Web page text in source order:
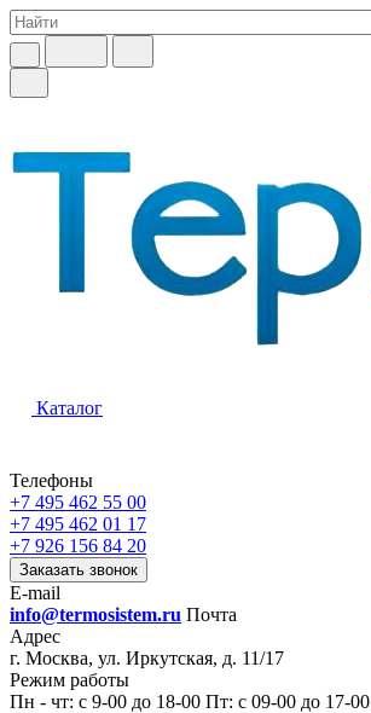
Каталог
Телефоны
+7 495 462 55 00
+7 495 462 01 17
+7 926 156 84 20
Заказать звонок
E-mail
info@termosistem.ru Почта
Адрес
г. Москва, ул. Иркутская, д. 11/17
Режим работы
Пн - чт: с 9-00 до 18-00 Пт: с 09-00 до 17-00